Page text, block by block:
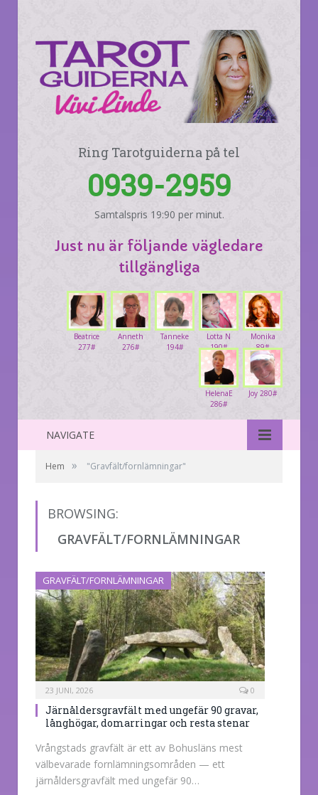
Ring Tarotguiderna på tel
0939-2959
Samtalspris 19:90 per minut.
Just nu är följande vägledare
tillgängliga
Monika
89#
Lotta N
190#
Tanneke
194#
Anneth
276#
Beatrice
277#
Joy 280#
HelenaE
286#
NAVIGATE
Hem » "Gravfält/fornlämningar"
BROWSING:
GRAVFÄLT/FORNLÄMNINGAR
GRAVFÄLT/FORNLÄMNINGAR
23 JUNI, 2026 0
Järnåldersgravfält med ungefär 90 gravar,
långhögar, domarringar och resta stenar
Vrångstads gravfält är ett av Bohusläns mest
välbevarade fornlämningsområden — ett
järnåldersgravfält med ungefär 90…